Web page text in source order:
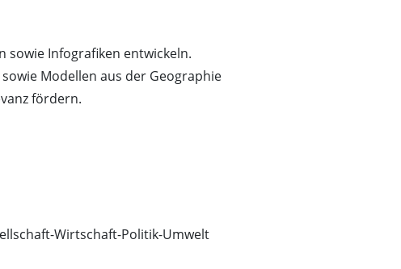
Infografiken entwickeln.
Modellen aus der Geographie
fördern.
Wirtschaft-Politik-Umwelt